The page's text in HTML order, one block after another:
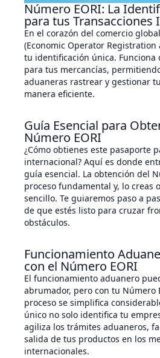
Número EORI: La
para tus Transacciones
En el corazón del comercio
(Economic Operator
tu identificación única. Funciona
para tus mercancías,
aduaneras rastrear y gestionar
manera eficiente.
Guía Esencial para
Número EORI
¿Cómo obtienes este pasaporte
internacional? Aquí es donde
guía esencial. La obtención del
proceso fundamental y, lo creas
sencillo. Te guiaremos paso a
de que estés listo para cruzar
obstáculos.
Funcionamiento
con el Número EORI
El funcionamiento aduanero
abrumador, pero con tu Número
proceso se simplifica
único no solo identifica tu
agiliza los trámites aduaneros,
salida de tus productos en los
internacionales.